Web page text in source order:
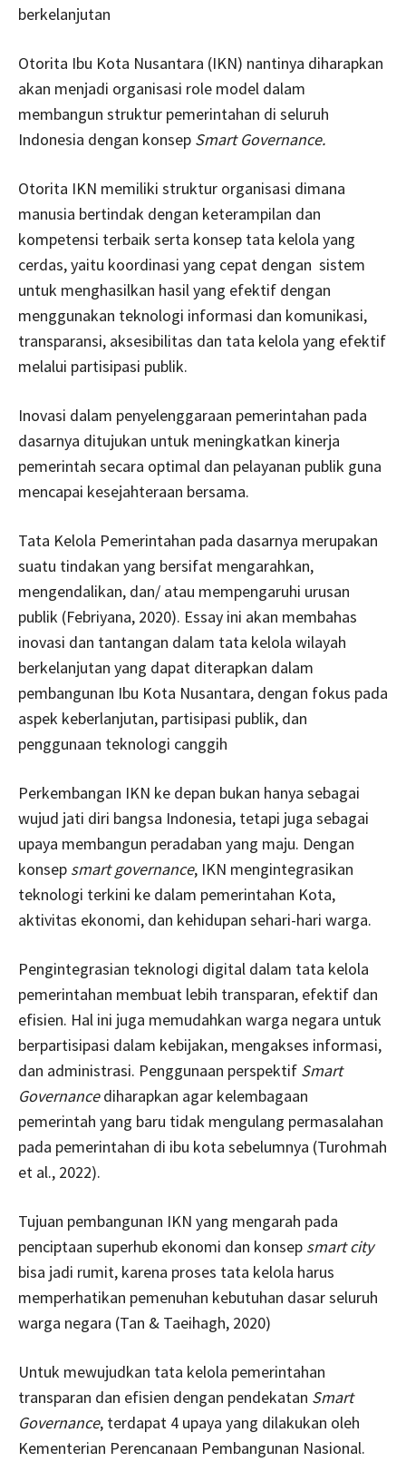
berkelanjutan
Otorita Ibu Kota Nusantara (IKN) nantinya diharapkan
akan menjadi organisasi role model dalam
membangun struktur pemerintahan di seluruh
Indonesia dengan konsep Smart Governance.
Otorita IKN memiliki struktur organisasi dimana
manusia bertindak dengan keterampilan dan
kompetensi terbaik serta konsep tata kelola yang
cerdas, yaitu koordinasi yang cepat dengan sistem
untuk menghasilkan hasil yang efektif dengan
menggunakan teknologi informasi dan komunikasi,
transparansi, aksesibilitas dan tata kelola yang efektif
melalui partisipasi publik.
Inovasi dalam penyelenggaraan pemerintahan pada
dasarnya ditujukan untuk meningkatkan kinerja
pemerintah secara optimal dan pelayanan publik guna
mencapai kesejahteraan bersama.
Tata Kelola Pemerintahan pada dasarnya merupakan
suatu tindakan yang bersifat mengarahkan,
mengendalikan, dan/ atau mempengaruhi urusan
publik (Febriyana, 2020). Essay ini akan membahas
inovasi dan tantangan dalam tata kelola wilayah
berkelanjutan yang dapat diterapkan dalam
pembangunan Ibu Kota Nusantara, dengan fokus pada
aspek keberlanjutan, partisipasi publik, dan
penggunaan teknologi canggih
Perkembangan IKN ke depan bukan hanya sebagai
wujud jati diri bangsa Indonesia, tetapi juga sebagai
upaya membangun peradaban yang maju. Dengan
konsep smart governance, IKN mengintegrasikan
teknologi terkini ke dalam pemerintahan Kota,
aktivitas ekonomi, dan kehidupan sehari-hari warga.
Pengintegrasian teknologi digital dalam tata kelola
pemerintahan membuat lebih transparan, efektif dan
efisien. Hal ini juga memudahkan warga negara untuk
berpartisipasi dalam kebijakan, mengakses informasi,
dan administrasi. Penggunaan perspektif Smart
Governancediharapkan agar kelembagaan
pemerintah yang baru tidak mengulang permasalahan
pada pemerintahan di ibu kota sebelumnya (Turohmah
et al., 2022).
Tujuan pembangunan IKN yang mengarah pada
penciptaan superhub ekonomi dan konsep smart city
bisa jadi rumit, karena proses tata kelola harus
memperhatikan pemenuhan kebutuhan dasar seluruh
warga negara (Tan & Taeihagh, 2020)
Untuk mewujudkan tata kelola pemerintahan
transparan dan efisien dengan pendekatan Smart
Governance, terdapat 4 upaya yang dilakukan oleh
Kementerian Perencanaan Pembangunan Nasional.